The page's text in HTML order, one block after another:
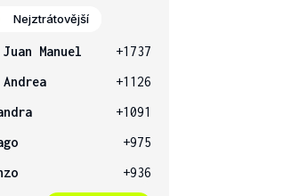
Nejztrátovější
Manuel
+1737
+1126
+1091
+975
+936